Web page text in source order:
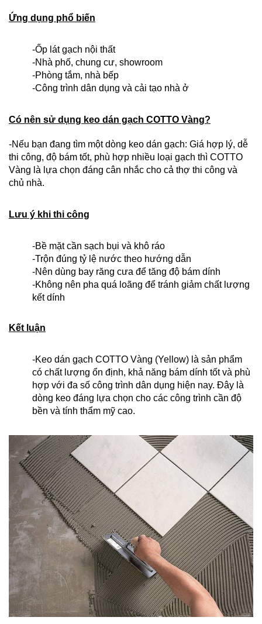
Ứng dụng phổ biến
-Ốp lát gạch nội thất
-Nhà phố, chung cư, showroom
-Phòng tắm, nhà bếp
-Công trình dân dụng và cải tạo nhà ở
Có nên sử dụng keo dán gạch COTTO Vàng?
-Nếu bạn đang tìm một dòng keo dán gạch: Giá hợp lý, dễ
thi công, độ bám tốt, phù hợp nhiều loại gạch thì COTTO
Vàng là lựa chọn đáng cân nhắc cho cả thợ thi công và
chủ nhà.
Lưu ý khi thi công
-Bề mặt cần sạch bụi và khô ráo
-Trộn đúng tỷ lệ nước theo hướng dẫn
-Nên dùng bay răng cưa để tăng độ bám dính
-Không nên pha quá loãng để tránh giảm chất lượng
kết dính
Kết luận
-Keo dán gạch COTTO Vàng (Yellow) là sản phẩm
có chất lượng ổn định, khả năng bám dính tốt và phù
hợp với đa số công trình dân dụng hiện nay. Đây là
dòng keo đáng lựa chọn cho các công trình cần độ
bền và tính thẩm mỹ cao.